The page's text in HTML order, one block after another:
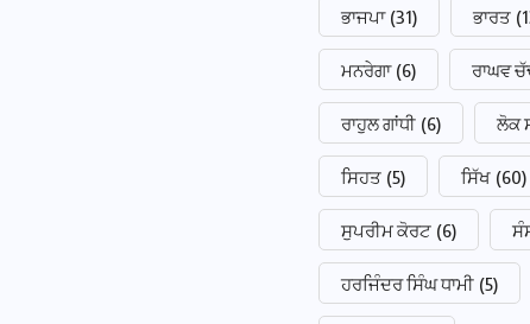
ਭਾਜਪਾ (31) ਭਾਰਤ
ਮਨਰੇਗਾ (6) ਰਾਘਵ
ਰਾਹੁਲ ਗਾਂਧੀ (6) ਲੋਕ
ਸਿਹਤ (5) ਸਿੱਖ (60)
ਸੁਪਰੀਮ ਕੋਰਟ (6)
ਹਰਜਿੰਦਰ ਸਿੰਘ ਧਾਮੀ (5)